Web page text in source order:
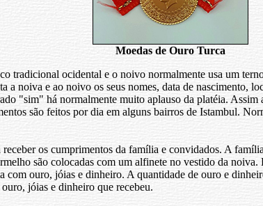
Moedas de Ouro Turca
tradicional ocidental e o noivo normalmente usa um
noiva e ao noivo os seus nomes, data de nascimento,
"sim" há normalmente muito aplauso da platéia.
são feitos por dia em alguns bairros de Istambul.
os cumprimentos da família e convidados. A
são colocadas com um alfinete no vestido da
com ouro, jóias e dinheiro. A quantidade de ouro e
jóias e dinheiro que recebeu.